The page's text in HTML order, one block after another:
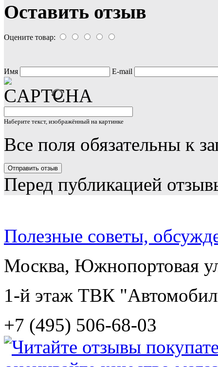
Оставить отзыв
Оцените товар:
Имя E-mail
Наберите текст, изображённый на картинке
Все поля обязательны к
Перед публикацией
Полезные советы,
Москва, Южнопортовая
1-й этаж ТВК
+7 (495) 506-68-03